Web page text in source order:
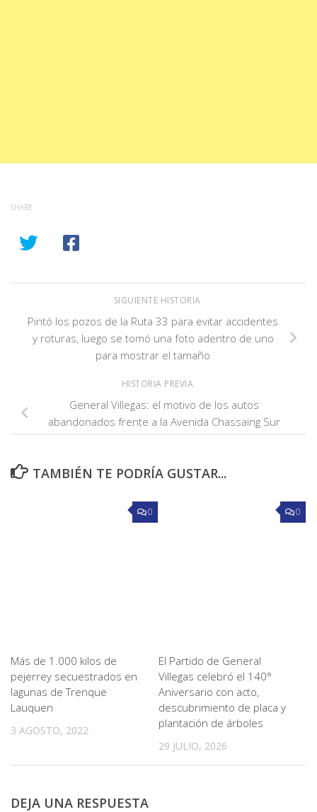
SHARE
SIGUIENTE HISTORIA
Pintó los pozos de la Ruta 33 para evitar accidentes
y roturas, luego se tomó una foto adentro de uno
para mostrar el tamaño
HISTORIA PREVIA
General Villegas: el motivo de los autos
abandonados frente a la Avenida Chassaing Sur
TAMBIÉN TE PODRÍA GUSTAR...
0
Más de 1.000 kilos de
pejerrey secuestrados en
lagunas de Trenque
Lauquen
3 AGOSTO, 2022
0
El Partido de General
Villegas celebró el 140°
Aniversario con acto,
descubrimiento de placa y
plantación de árboles
29 JULIO, 2026
DEJA UNA RESPUESTA